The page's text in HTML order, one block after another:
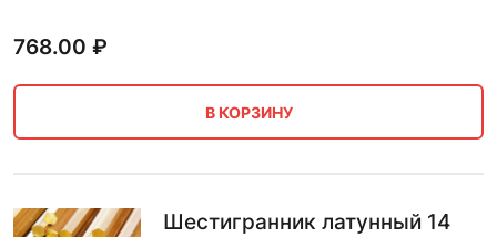
768.00 ₽
В КОРЗИНУ
Шестигранник латунный 14